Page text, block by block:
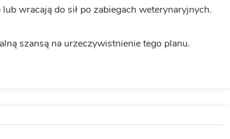
wracają do sił po zabiegach weterynaryjnych.
szansą na urzeczywistnienie tego planu.